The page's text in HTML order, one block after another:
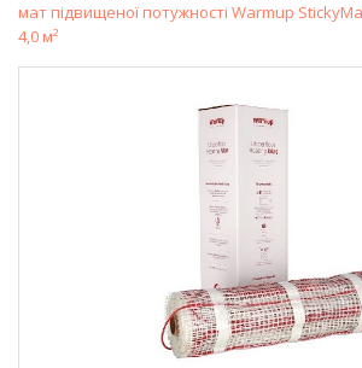
мат підвищеної потужності Warmup
4,0 м²